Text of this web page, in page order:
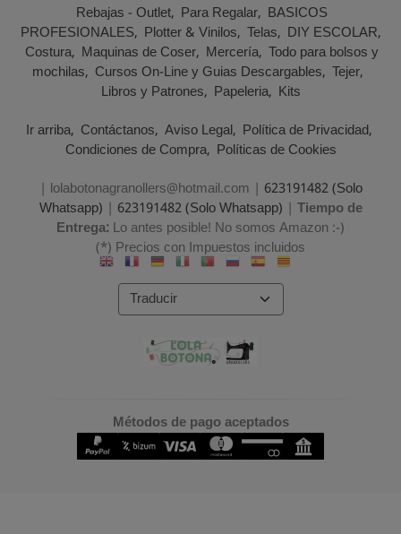
Rebajas - Outlet Para Regalar BASICOS
PROFESIONALES Plotter & Vinilos Telas DIY ESCOLAR
Costura Maquinas de Coser Mercería Todo para bolsos y
mochilas Cursos On-Line y Guias Descargables Tejer
Libros y Patrones Papeleria Kits
Ir arriba Contáctanos Aviso Legal Política de Privacidad
Condiciones de Compra Políticas de Cookies
| lolabotonagranollers@hotmail.com | 623191482 (Solo
Whatsapp) | 623191482 (Solo Whatsapp) | Tiempo de
Entrega:Lo antes posible! No somos Amazon :-)
(*) Precios con Impuestos incluidos
Métodos de pago aceptados